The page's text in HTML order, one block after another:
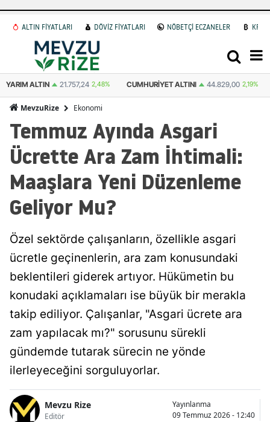
ALTIN FİYATLARI DÖVİZ FİYATLARI NÖBETÇİ ECZANELER
CUMHURIYET ALTINI 44.829,00 2,19% ATA ALTIN 44.487,00 2,49%
MevzuRize Ekonomi
Temmuz Ayında Asgari
Ücrette Ara Zam İhtimali:
Maaşlara Yeni Düzenleme
Geliyor Mu?
Özel sektörde çalışanların, özellikle asgari
ücretle geçinenlerin, ara zam konusundaki
beklentileri giderek artıyor. Hükümetin bu
konudaki açıklamaları ise büyük bir merakla
takip ediliyor. Çalışanlar, "Asgari ücrete ara
zam yapılacak mı?" sorusunu sürekli
gündemde tutarak sürecin ne yönde
ilerleyeceğini sorguluyorlar.
Mevzu Rize
Editör
Yayınlanma
09 Temmuz 2026 - 12:40